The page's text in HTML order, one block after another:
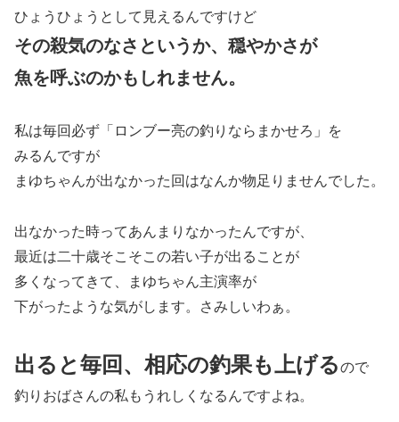
ひょうひょうとして見えるんですけど
その殺気のなさというか、 穏やかさが
魚を呼ぶのかもしれません。
私は毎回必ず「ロンブー亮の釣りならまかせろ」を
みるんですが
まゆちゃんが出なかった回はなんか物足りませんでした。
出なかった時ってあんまりなかったんですが、
最近は二十歳そこそこの若い子が出ることが
多くなってきて、まゆちゃん主演率が
下がったような気がします。さみしいわぁ。
出ると毎回、相応の釣果も上げるので
釣りおばさんの私もうれしくなるんですよね。